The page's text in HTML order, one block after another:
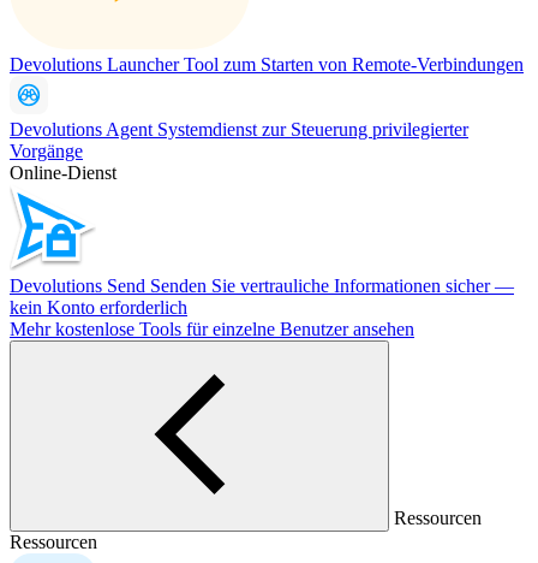
Devolutions LauncherTool zum Starten von Remote-Verbindungen
Devolutions Agent Systemdienst zur Steuerung privilegierter
Vorgänge
Online-Dienst
Devolutions Send Senden Sie vertrauliche Informationen sicher —
kein Konto erforderlich
Mehr kostenlose Tools für einzelne Benutzer ansehen
Ressourcen
Ressourcen